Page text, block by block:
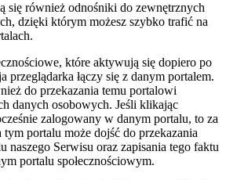
również odnośniki do zewnętrznych
dzięki którym możesz szybko trafić na
które aktywują się dopiero po
łączy się z danym portalem.
do przekazania temu portalowi
danych osobowych. Jeśli klikając
zalogowany w danym portalu, to za
portalu może dojść do przekazania
naszego Serwisu oraz zapisania tego faktu
portalu społecznościowym.